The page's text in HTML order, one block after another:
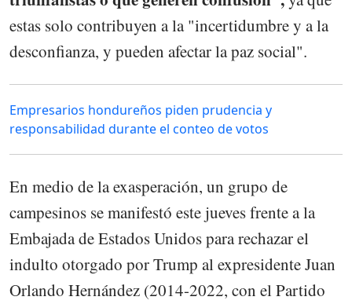
estas solo contribuyen a la "incertidumbre y a la
desconfianza, y pueden afectar la paz social".
Empresarios hondureños piden prudencia y
responsabilidad durante el conteo de votos
En medio de la exasperación, un grupo de
campesinos se manifestó este jueves frente a la
Embajada de Estados Unidos para rechazar el
indulto otorgado por Trump al expresidente Juan
Orlando Hernández (2014-2022, con el Partido